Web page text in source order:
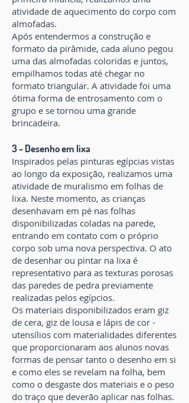
atividade de aquecimento do corpo com
almofadas.
Após entendermos a construção e
formato da pirâmide, cada aluno pegou
uma das almofadas coloridas e juntos,
empilhamos todas até chegar no
formato triangular. A atividade foi uma
ótima forma de entrosamento com o
grupo e se tornou uma grande
brincadeira.
3 - Desenho em lixa
Inspirados pelas pinturas egípcias vistas
ao longo da exposição, realizamos uma
atividade de muralismo em folhas de
lixa. Neste momento, as crianças
desenhavam em pé nas folhas
disponibilizadas coladas na parede,
entrando em contato com o próprio
corpo sob uma nova perspectiva. O ato
de desenhar ou pintar na lixa é
representativo para as texturas porosas
das paredes de pedra previamente
realizadas pelos egípcios.
Os materiais disponibilizados eram giz
de cera, giz de lousa e lápis de cor -
utensílios com materialidades diferentes
que proporcionaram aos alunos novas
formas de pensar tanto o desenho em si
e como eles se revelam na folha, bem
como o desgaste dos materiais e o peso
do traço que deverão aplicar nas folhas.